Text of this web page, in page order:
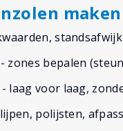
maken
zones bepalen
laag voor laag,
polijsten,